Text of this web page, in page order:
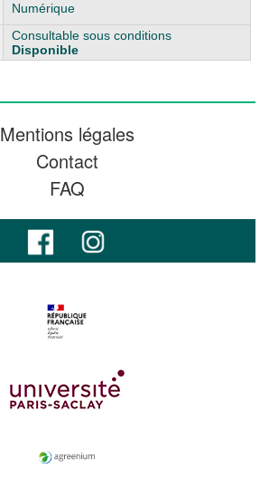
Numérique
Consultable sous conditions
Disponible
Mentions légales
Contact
FAQ